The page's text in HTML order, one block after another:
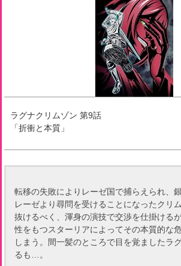
ラグナクリムゾン 第9話
「折衝と本質 」
転移の失敗によりレーゼ国で捕らえられ、
レーゼより尋問を受けることになったクリ
抜けるべく、渾身の演技で交渉を仕掛ける
性をもつスターリアによってその本質的な
しまう。間一髪のところで目を覚ましたラ
るも…。